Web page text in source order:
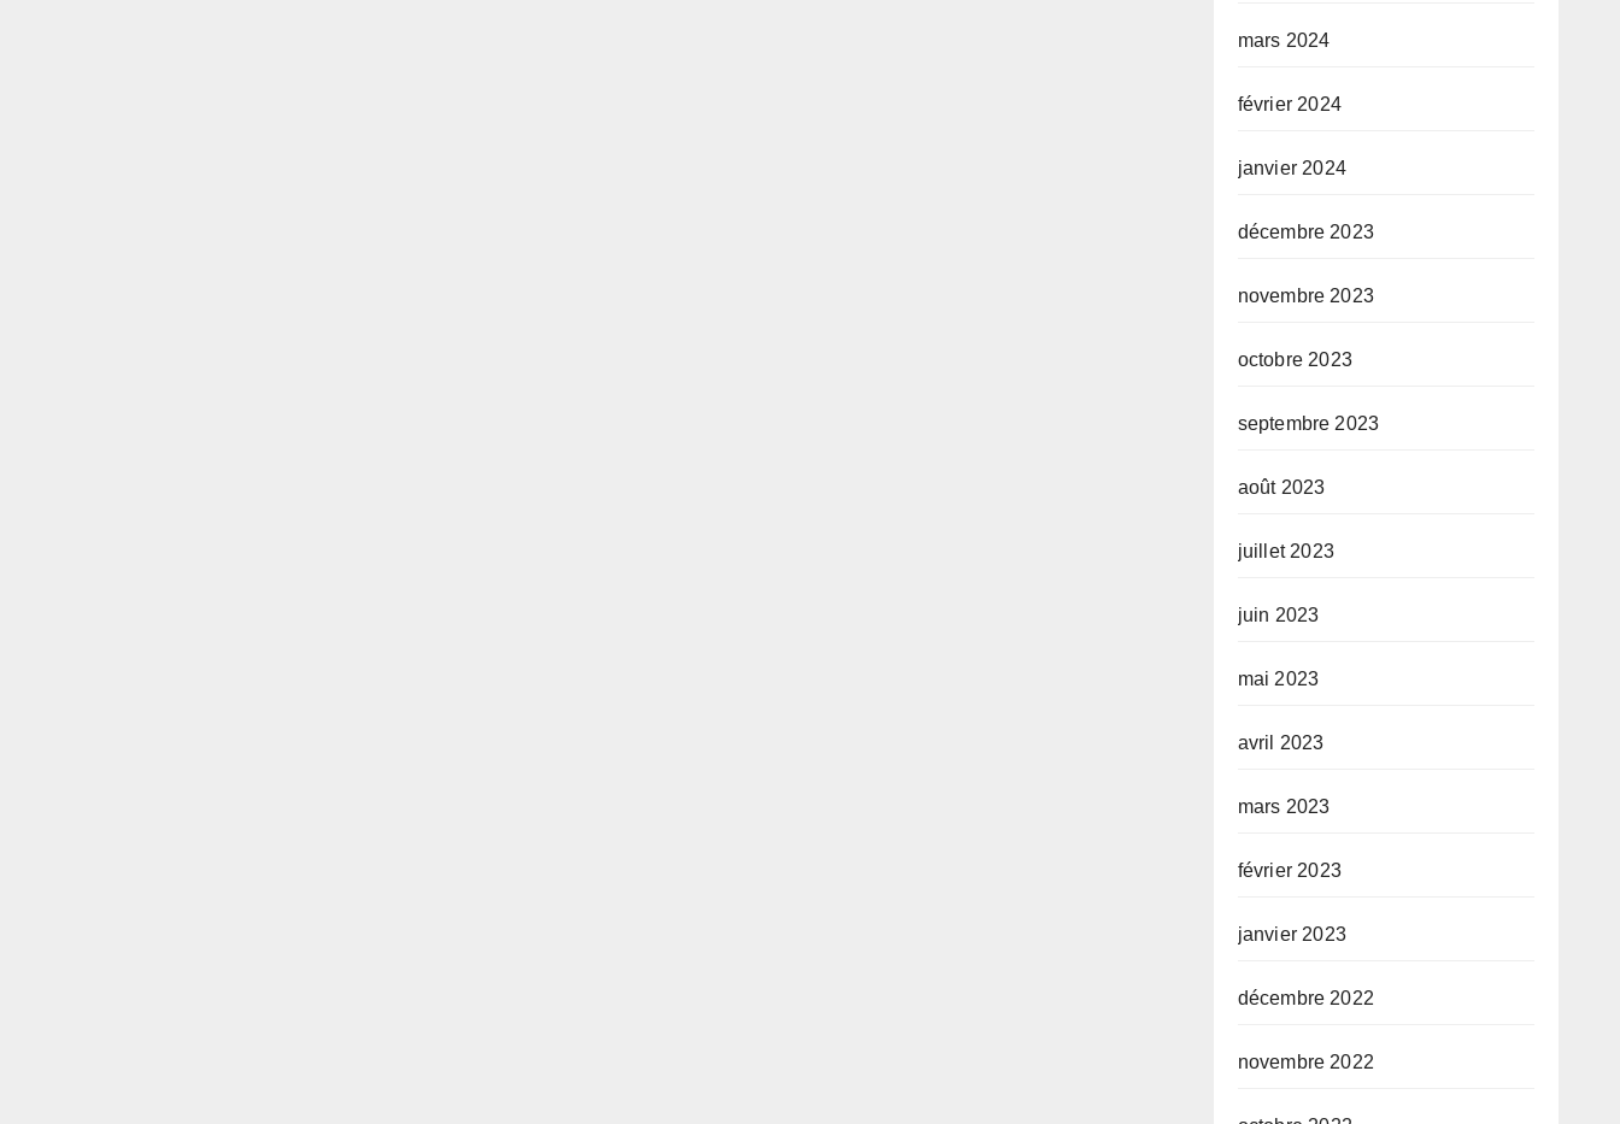
mars 2024
février 2024
janvier 2024
décembre 2023
novembre 2023
octobre 2023
septembre 2023
août 2023
juillet 2023
juin 2023
mai 2023
avril 2023
mars 2023
février 2023
janvier 2023
décembre 2022
novembre 2022